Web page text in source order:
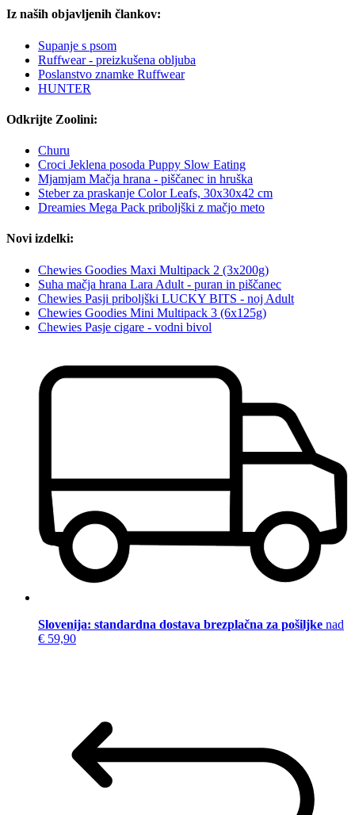
Iz naših objavljenih člankov:
Supanje s psom
Ruffwear - preizkušena obljuba
Poslanstvo znamke Ruffwear
HUNTER
Odkrijte Zoolini:
Churu
Croci Jeklena posoda Puppy Slow Eating
Mjamjam Mačja hrana - piščanec in hruška
Steber za praskanje Color Leafs, 30x30x42 cm
Dreamies Mega Pack priboljški z mačjo meto
Novi izdelki:
Chewies Goodies Maxi Multipack 2 (3x200g)
Suha mačja hrana Lara Adult - puran in piščanec
Chewies Pasji priboljški LUCKY BITS - noj Adult
Chewies Goodies Mini Multipack 3 (6x125g)
Chewies Pasje cigare - vodni bivol
Slovenija: standardna dostava brezplačna za pošiljke nad
€ 59,90